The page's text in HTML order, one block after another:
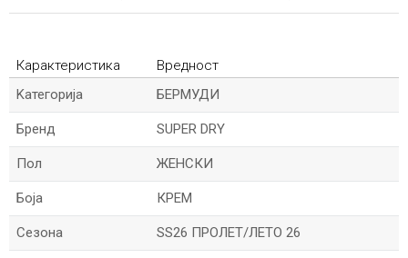
Карактеристика
Вредност
Kатегорија
БЕРМУДИ
Бренд SUPER DRY
Пол ЖЕНСКИ
Боја КРЕМ
Сезона SS26 ПРОЛЕТ/ЛЕТО 26